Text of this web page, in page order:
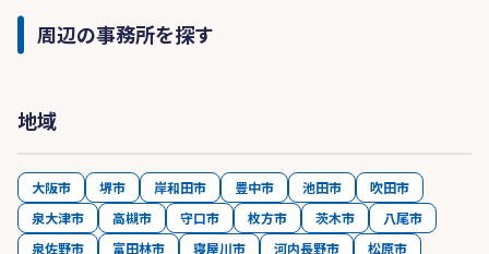
周辺の事務所を探す
地域
大阪市 堺市 岸和田市 豊中市 池田市
吹田市
泉大津市
高槻市 守口市 枚方市 茨木市
八尾市
泉佐野市
富田林市 寝屋川市 河内長野市
松原市